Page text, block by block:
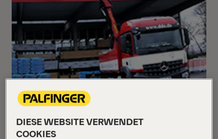
„Schon als Kind träumte ich davon, einen
PALFINGER Kran zu fahren“ gesteht Mike
DIESE WEBSITE VERWENDET
COOKIES